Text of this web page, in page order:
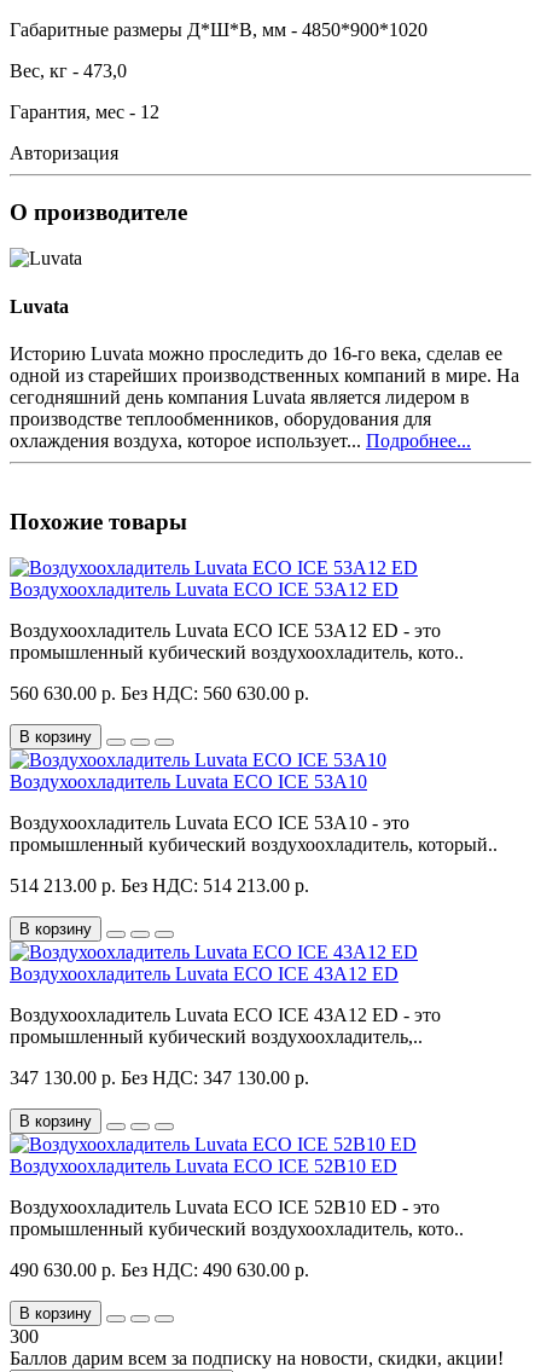
Габаритные размеры Д*Ш*В, мм - 4850*900*1020
Вес, кг - 473,0
Гарантия, мес - 12
Авторизация
О производителе
Luvata
Историю Luvata можно проследить до 16-го века, сделав ее
одной из старейших производственных компаний в мире. На
сегодняшний день компания Luvata является лидером в
производстве теплообменников, оборудования для
охлаждения воздуха, которое использует... Подробнее...
Похожие товары
Воздухоохладитель Luvata ECO ICE 53A12 ED
Воздухоохладитель Luvata ECO ICE 53A12 ED - это
промышленный кубический воздухоохладитель, кото..
560 630.00 р. Без НДС: 560 630.00 р.
В корзину
Воздухоохладитель Luvata ECO ICE 53A10
Воздухоохладитель Luvata ECO ICE 53A10 - это
промышленный кубический воздухоохладитель, который..
514 213.00 р. Без НДС: 514 213.00 р.
В корзину
Воздухоохладитель Luvata ECO ICE 43A12 ED
Воздухоохладитель Luvata ECO ICE 43A12 ED - это
промышленный кубический воздухоохладитель,..
347 130.00 р. Без НДС: 347 130.00 р.
В корзину
Воздухоохладитель Luvata ECO ICE 52B10 ED
Воздухоохладитель Luvata ECO ICE 52B10 ED - это
промышленный кубический воздухоохладитель, кото..
490 630.00 р. Без НДС: 490 630.00 р.
В корзину
300
Баллов дарим всем за подписку на новости, скидки, акции!